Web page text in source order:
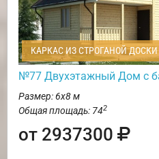
КАРКАС ИЗ СТРОГАНОЙ ДОСКИ
№77 Двухэтажный Дом с
Размер: 6х8 м
Общая площадь: 742
от 2937300